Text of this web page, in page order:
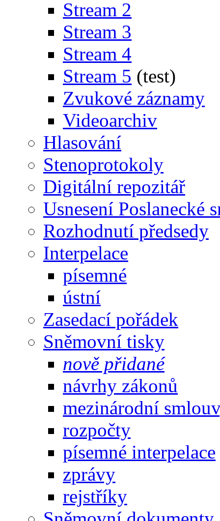
Stream 2
Stream 3
Stream 4
Stream 5 (test)
Zvukové záznamy
Videoarchiv
Hlasování
Stenoprotokoly
Digitální repozitář
Usnesení Poslanecké
Rozhodnutí předsedy
Interpelace
písemné
ústní
Zasedací pořádek
Sněmovní tisky
nově přidané
návrhy zákonů
mezinárodní
rozpočty
písemné interpelace
zprávy
rejstříky